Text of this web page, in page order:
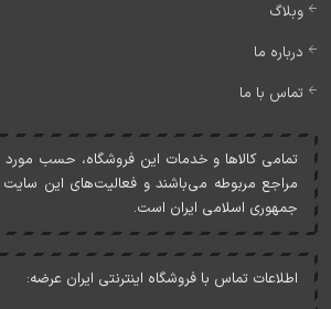
وبلاگ
درباره ما
تماس با ما
تمامی کالاها و خدمات اين فروشگاه، حسب مورد
مراجع مربوطه می‌باشند و فعاليت‌های اين سايت
جمهوری اسلامی ايران است.
اطلاعات تماس با فروشگاه اینترنتی ایران عرضه: